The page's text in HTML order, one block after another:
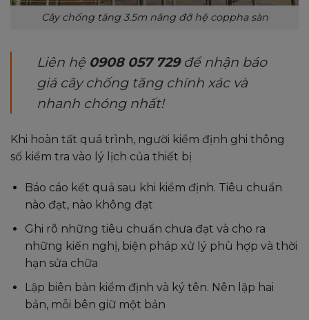
Cây chống tăng 3.5m nâng đỡ hệ coppha sàn
Liên hệ 0908 057 729để nhận báo
giá cây chống tăng chính xác và
nhanh chóng nhất!
Khi hoàn tất quá trình, người kiểm định ghi thông
số kiểm tra vào lý lịch của thiết bị
Báo cáo kết quả sau khi kiểm định. Tiêu chuẩn
nào đạt, nào không đạt
Ghi rõ những tiêu chuẩn chưa đạt và cho ra
những kiến nghị, biện pháp xử lý phù hợp và thời
hạn sửa chữa
Lập biên bản kiểm định và ký tên. Nên lập hai
bản, mỗi bên giữ một bản